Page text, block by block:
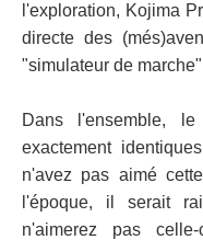
l'exploration, Kojima
directe des
"simulateur de
Dans l'ensemble,
exactement
n'avez pas aimé
l'époque, il serait
n'aimerez pas